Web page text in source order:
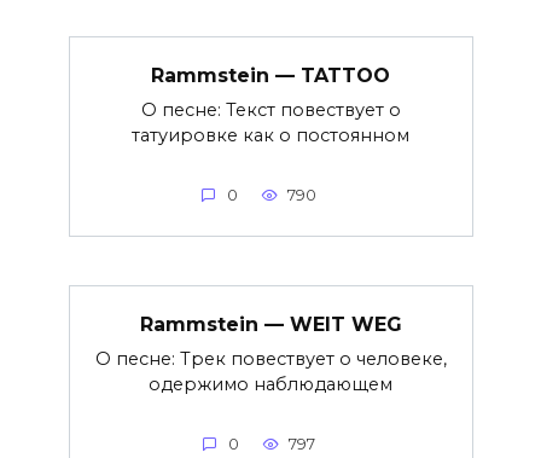
Rammstein — TATTOO
О песне: Текст повествует о
татуировке как о постоянном
0 790
Rammstein — WEIT WEG
О песне: Трек повествует о человеке,
одержимо наблюдающем
0 797